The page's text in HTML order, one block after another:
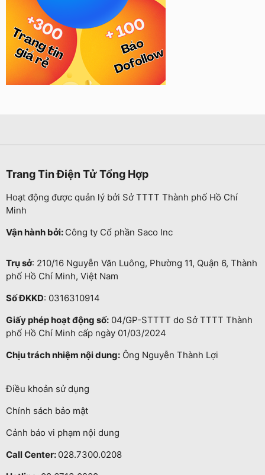
Trang Tin Điện Tử Tổng Hợp
Hoạt động được quản lý bởi Sở TTTT Thành phố Hồ Chí
Minh
Vận hành bởi: Công ty Cổ phần Saco Inc
Trụ sở: 210/16 Nguyễn Văn Luông, Phường 11, Quận 6, Thành
phố Hồ Chí Minh, Việt Nam
Số ĐKKD: 0316310914
Giấy phép hoạt động số: 04/GP-STTTT do Sở TTTT Thành
phố Hồ Chí Minh cấp ngày 01/03/2024
Chịu trách nhiệm nội dung: Ông Nguyễn Thành Lợi
Điều khoản sử dụng
Chính sách bảo mật
Cảnh báo vi phạm nội dung
Call Center: 028.7300.0208